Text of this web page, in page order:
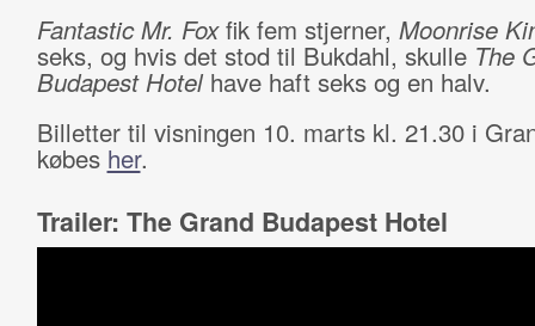
Fantastic Mr. Foxfik fem stjerner, Moonrise
seks, og hvis det stod til Bukdahl, skulle The
Budapest Hotel have haft seks og en halv.
Billetter til visningen 10. marts kl. 21.30 i
købes her.
Trailer: The Grand Budapest Hotel